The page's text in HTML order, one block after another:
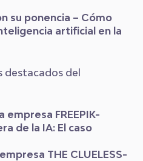
su ponencia – Cómo
artificial en la
destacados del
empresa FREEPIK-
de la IA: El caso
THE CLUELESS-